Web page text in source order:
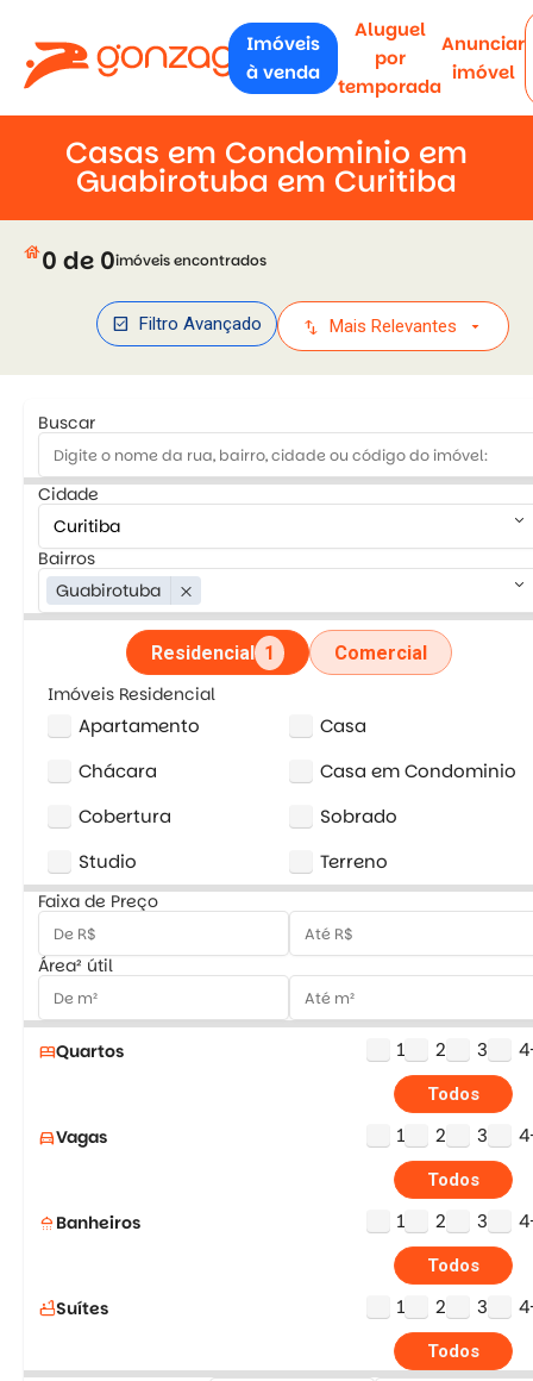
Imóveis
à venda
Aluguel
por
temporada
Anunciar
imóvel
Casas em Condominio em
Guabirotuba em Curitiba
house0 de 0imóveis encontrados
check_box Filtro Avançado swap_vert Mais Relevantes arrow_drop_down
Buscar
Cidade
keyboard_arrow_down
Bairros
Guabirotuba
close keyboard_arrow_down
Residencial 1 Comercial
Imóveis Residencial
Apartamento
Casa
Chácara
Casa em Condominio
Cobertura
Sobrado
Studio
Terreno
Faixa de Preço
Área² útil
bedQuartos 1 2 3
Todos
directions_carVagas 1 2 3
Todos
shower Banheiros 1 2 3
Todos
bathtubSuítes 1 2 3
Todos